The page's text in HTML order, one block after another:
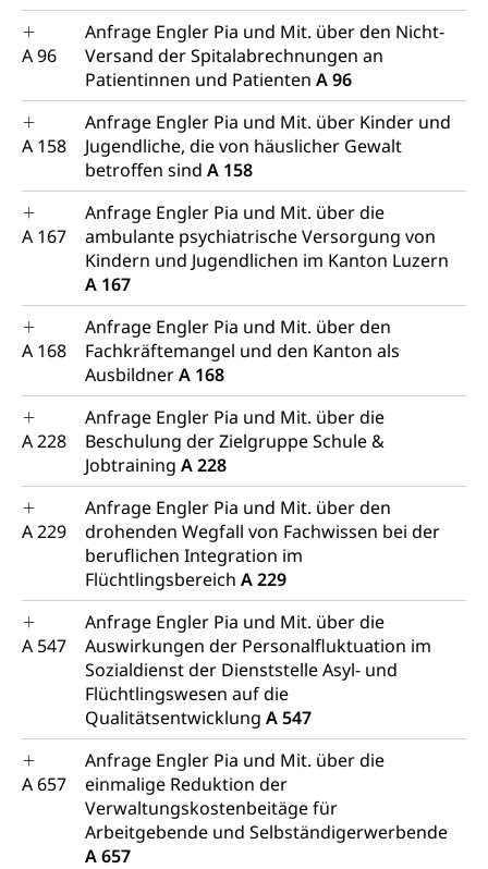
A 96
Anfrage Engler Pia und Mit. über den Nicht-
Versand der Spitalabrechnungen an
Patientinnen und Patienten A 96
A 158
Anfrage Engler Pia und Mit. über Kinder und
Jugendliche, die von häuslicher Gewalt
betroffen sind A 158
A 167
Anfrage Engler Pia und Mit. über die
ambulante psychiatrische Versorgung von
Kindern und Jugendlichen im Kanton Luzern
A 167
A 168
Anfrage Engler Pia und Mit. über den
Fachkräftemangel und den Kanton als
AusbildnerA 168
A 228
Anfrage Engler Pia und Mit. über die
Beschulung der Zielgruppe Schule &
Jobtraining A 228
A 229
Anfrage Engler Pia und Mit. über den
drohenden Wegfall von Fachwissen bei der
beruflichen Integration im
Flüchtlingsbereich A 229
A 547
Anfrage Engler Pia und Mit. über die
Auswirkungen der Personalfluktuation im
Sozialdienst der Dienststelle Asyl- und
Flüchtlingswesen auf die
Qualitätsentwicklung A 547
A 657
Anfrage Engler Pia und Mit. über die
einmalige Reduktion der
Verwaltungskostenbeitäge für
Arbeitgebende und Selbständigerwerbende
A 657